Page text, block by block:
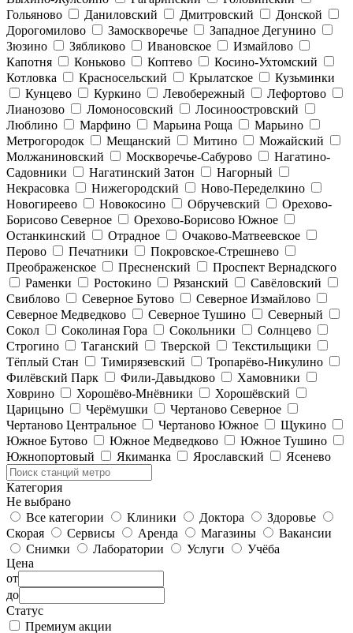
Гольяново
Даниловский Дмитровский
Донской
Дорогомилово
Замоскворечье
Западное Дегунино
Зюзино
Зябликово Ивановское
Измайлово
Капотня
Коньково Коптево
Косино-Ухтомский
Котловка
Красносельский Крылатское
Кузьминки
Кунцево
Куркино Левобережный
Лефортово
Лианозово
Ломоносовский
Лосиноостровский
Люблино
Марфино Марьина Роща
Марьино
Метрогородок
Мещанский Митино
Можайский
Молжаниновский
Москворечье-Сабурово
Нагатино-
Садовники
Нагатинский Затон
Нагорный
Некрасовка
Нижегородский
Ново-Переделкино
Новогиреево
Новокосино Обручевский
Орехово-
Борисово Северное
Орехово-Борисово Южное
Останкинский
Отрадное
Очаково-Матвеевское
Перово
Печатники
Покровское-Стрешнево
Преображенское
Пресненский
Проспект Вернадского
Раменки
Ростокино Рязанский
Савёловский
Свиблово
Северное Бутово
Северное Измайлово
Северное Медведково
Северное Тушино
Северный
Сокол
Соколиная Гора Сокольники
Солнцево
Строгино
Таганский Тверской
Текстильщики
Тёплый Стан
Тимирязевский
Тропарёво-Никулино
Филёвский Парк
Фили-Давыдково
Хамовники
Ховрино
Хорошёво-Мнёвники
Хорошёвский
Царицыно
Черёмушки
Чертаново Северное
Чертаново Центральное
Чертаново Южное
Щукино
Южное Бутово
Южное Медведково
Южное Тушино
Южнопортовый
Якиманка Ярославский Ясенево
Категория
Не выбрано
Все категории
Клиники Доктора
Здоровье
Скорая
Сервисы Аренда Магазины
Вакансии
Снимки
Лаборатории Услуги
Учёба
Цена
от
до
Статус
Премиум акции